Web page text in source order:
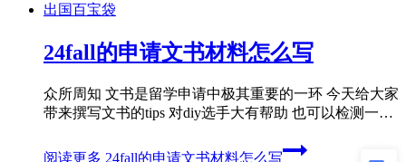
出国百宝袋
24fall的申请文书材料怎么写
众所周知 文书是留学申请中极其重要的一环 今天给大家
带来撰写文书的tips 对diy选手大有帮助 也可以检测一…
阅读更多 24fall的申请文书材料怎么写